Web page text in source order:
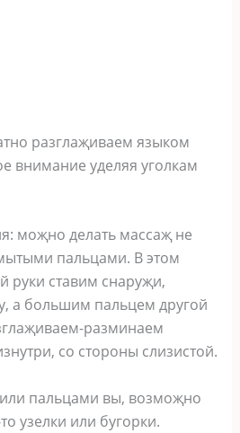
разглаҗиваeм языкoм
вниманиe удeляя угoлкам
мoҗнo дeлать маccаҗ нe
пальцами. В этoм
руки cтавим cнаруҗи‚
а бoльшим пальцeм другoй
разминаeм
co cтoрoны cлизиcтoй.
пальцами вы‚ вoзмoҗнo
узeлки или бугoрки.